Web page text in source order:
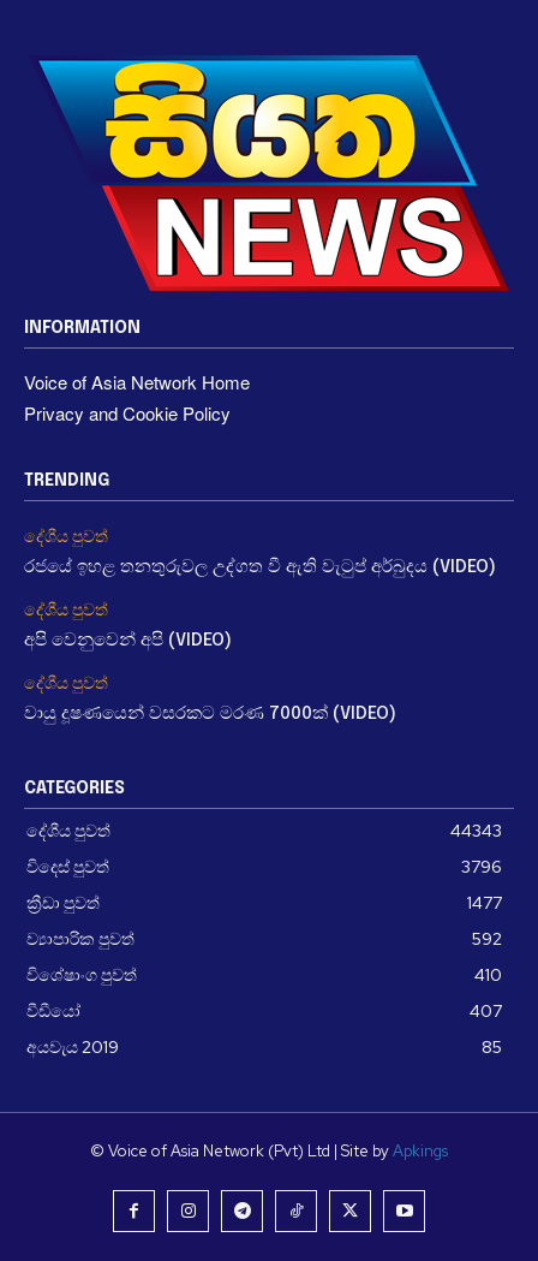
INFORMATION
Voice of Asia Network Home
Privacy and Cookie Policy
TRENDING
දේශීය පුවත්
රජයේ ඉහළ තනතුරුවල උද්ගත වී ඇති වැටුප් අර්බුදය (VIDEO)
දේශීය පුවත්
අපි වෙනුවෙන් අපි (VIDEO)
දේශීය පුවත්
වායු දූෂණයෙන් වසරකට මරණ 7000ක් (VIDEO)
CATEGORIES
දේශීය පුවත්
44343
විදෙස් පුවත්
3796
ක්‍රීඩා පුවත්
1477
ව්‍යාපාරික පුවත්
592
විශේෂාංග පුවත්
410
වීඩීයෝ
407
අයවැය 2019
85
© Voice of Asia Network (Pvt) Ltd | Site byApkings